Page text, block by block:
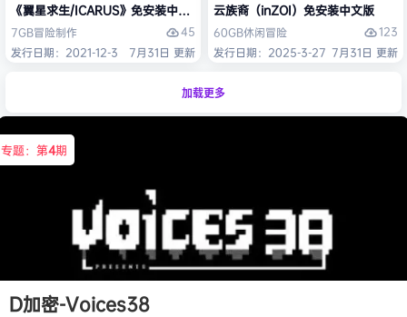
《翼星求生/ICARUS》免安装中文版
7GB冒险制作
45
发行日期：2021-12-3
7月31日 更新
云族裔（inZOI）免安装中文版
60GB休闲冒险
123
发行日期：2025-3-27 7月31日 更新
加载更多
专题：第4期
D加密-Voices38